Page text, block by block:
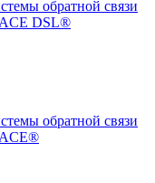
обратной связи
DSL®
обратной связи